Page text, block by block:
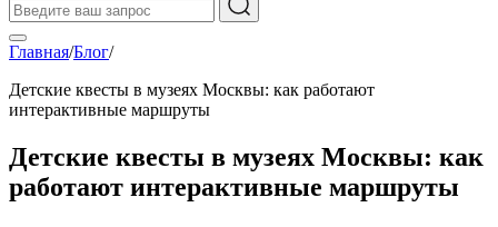
Главная/Блог/
Детские квесты в музеях Москвы: как работают
интерактивные маршруты
Детские квесты в музеях Москвы: как
работают интерактивные маршруты